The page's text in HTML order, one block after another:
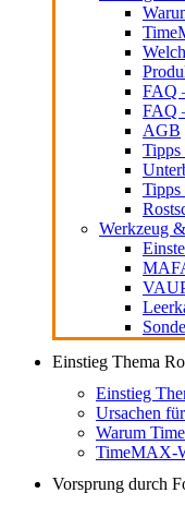
FAQ
FAQ
AGB
Tipps
Tipps
Werkzeug
Einstieg Thema
Einstieg
Ursachen
Warum
TimeMAX-
Vorsprung durch